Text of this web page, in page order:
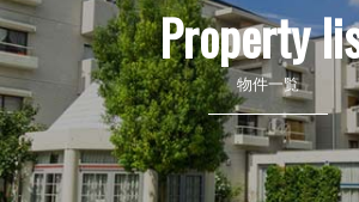
Property
物件一覧